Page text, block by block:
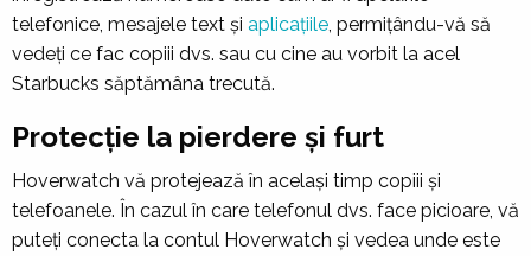
telefonice, mesajele text și aplicațiile , permițându-vă să
vedeți ce fac copiii dvs. sau cu cine au vorbit la acel
Starbucks săptămâna trecută.
Protecție la pierdere și furt
Hoverwatch vă protejează în același timp copiii și
telefoanele. În cazul în care telefonul dvs. face picioare, vă
puteți conecta la contul Hoverwatch și vedea unde este